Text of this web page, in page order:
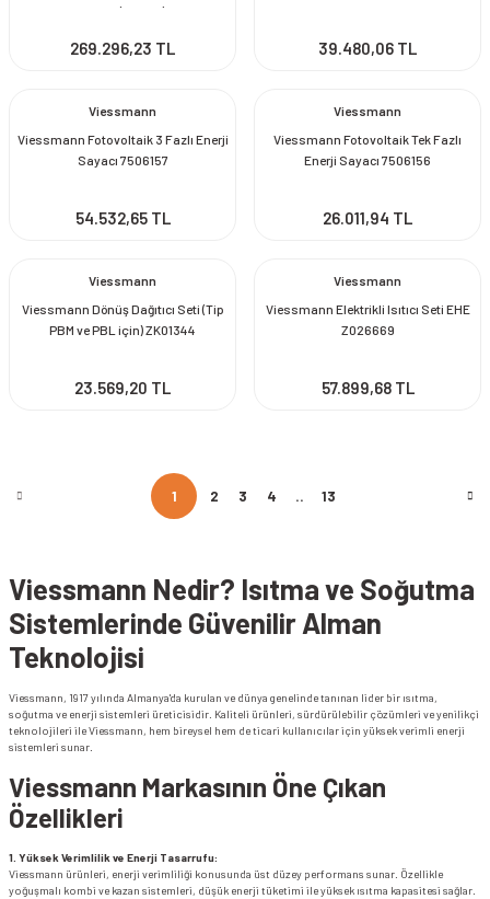
Boyler (46 litre)
269.296,23 TL 39.480,06 TL
Viessmann
Viessmann Fotovoltaik 3 Fazlı Enerji
Sayacı 7506157
54.532,65 TL
Viessmann
Viessmann Fotovoltaik Tek Fazlı
Enerji Sayacı 7506156
26.011,94 TL
Viessmann
Viessmann Dönüş Dağıtıcı Seti (Tip
PBM ve PBL için) ZK01344
23.569,20 TL
Viessmann
Viessmann Elektrikli Isıtıcı Seti EHE
Z026669
57.899,68 TL
1 2 3 4 .. 13
Viessmann Nedir? Isıtma ve Soğutma
Sistemlerinde Güvenilir Alman
Teknolojisi
Viessmann, 1917 yılında Almanya'da kurulan ve dünya genelinde tanınan lider bir ısıtma,
soğutma ve enerji sistemleri üreticisidir. Kaliteli ürünleri, sürdürülebilir çözümleri ve yenilikçi
teknolojileri ile Viessmann, hem bireysel hem de ticari kullanıcılar için yüksek verimli enerji
sistemleri sunar.
Viessmann Markasının Öne Çıkan
Özellikleri
1. Yüksek Verimlilik ve Enerji Tasarrufu:
Viessmann ürünleri, enerji verimliliği konusunda üst düzey performans sunar. Özellikle
yoğuşmalı kombi ve kazan sistemleri, düşük enerji tüketimi ile yüksek ısıtma kapasitesi sağlar.